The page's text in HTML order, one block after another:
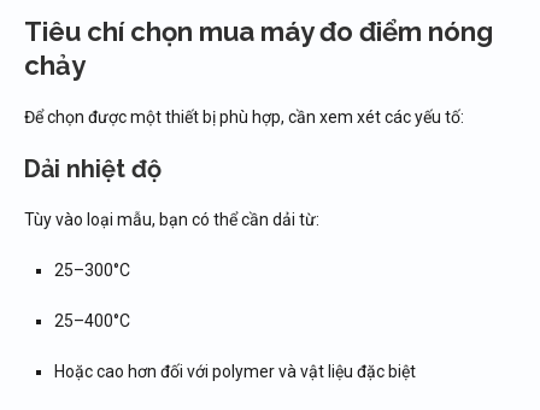
Tiêu chí chọn mua máy đo điểm nóng
chảy
Để chọn được một thiết bị phù hợp, cần xem xét các yếu tố:
Dải nhiệt độ
Tùy vào loại mẫu, bạn có thể cần dải từ:
25–300°C
25–400°C
Hoặc cao hơn đối với polymer và vật liệu đặc biệt